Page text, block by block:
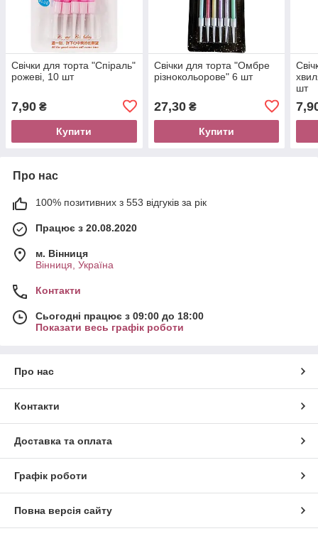
Свічки для торта "Спіраль"
рожеві, 10 шт
7,90 ₴
Купити
Свічки для торта "Омбре
різнокольорове" 6 шт
27,30₴
Купити
шт
Про нас
100% позитивних з 553 відгуків за рік
Працює з 20.08.2020
м. Вінниця
Вінниця, Україна
Контакти
Сьогодні працює з 09:00 до 18:00
Показати весь графік роботи
Про нас
Контакти
Доставка та оплата
Графік роботи
Повна версія сайту